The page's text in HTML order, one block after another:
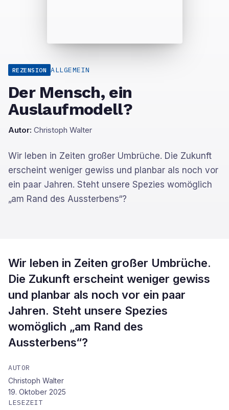
REZENSION ALLGEMEIN
Der Mensch, ein
Auslaufmodell?
Autor: Christoph Walter
Wir leben in Zeiten großer Umbrüche. Die Zukunft
erscheint weniger gewiss und planbar als noch vor
ein paar Jahren. Steht unsere Spezies womöglich
„am Rand des Aussterbens“?
Wir leben in Zeiten großer Umbrüche.
Die Zukunft erscheint weniger gewiss
und planbar als noch vor ein paar
Jahren. Steht unsere Spezies
womöglich „am Rand des
Aussterbens“?
AUTOR
Christoph Walter
19. Oktober 2025
LESEZEIT